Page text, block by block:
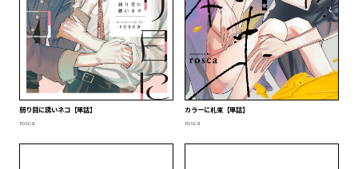
弱り目に誘いネコ【単話】
rosca
カラーに札束【単話】
rosca